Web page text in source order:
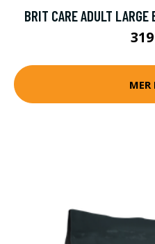
BRIT CARE ADULT